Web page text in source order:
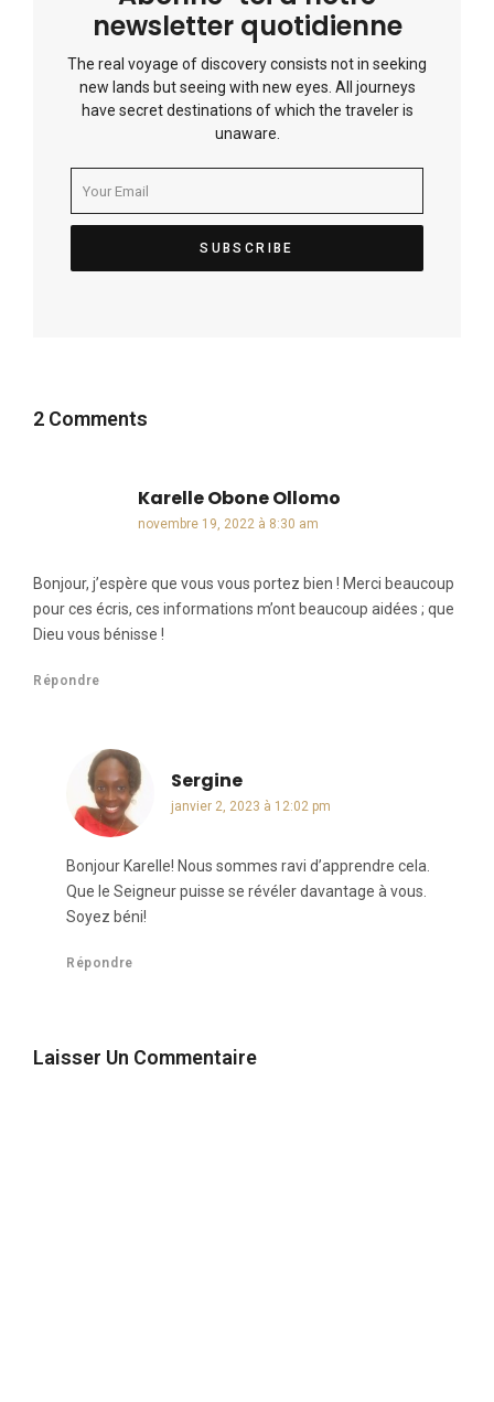
newsletter quotidienne
The real voyage of discovery consists not in seeking
new lands but seeing with new eyes. All journeys
have secret destinations of which the traveler is
unaware.
2 Comments
Karelle Obone Ollomo
novembre 19, 2022 à 8:30 am
Bonjour, j’espère que vous vous portez bien ! Merci beaucoup
pour ces écris, ces informations m’ont beaucoup aidées ; que
Dieu vous bénisse !
Répondre
Serginedit :
janvier 2, 2023 à 12:02 pm
Bonjour Karelle! Nous sommes ravi d’apprendre cela.
Que le Seigneur puisse se révéler davantage à vous.
Soyez béni!
Répondre
Laisser Un Commentaire